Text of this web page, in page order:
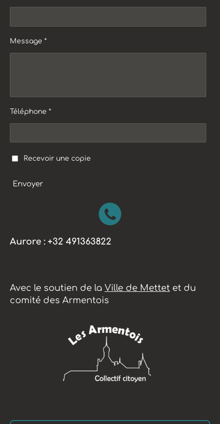
Message *
Téléphone *
Recevoir une copie
Envoyer
Aurore : +32 491363822
Avec le soutien de la Ville de Mettet et du
comité des Armentois